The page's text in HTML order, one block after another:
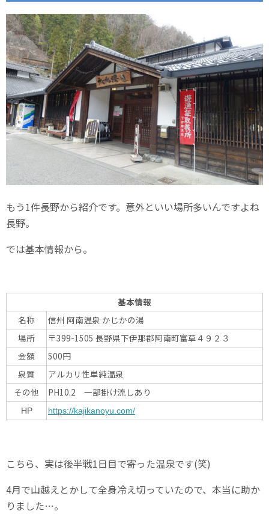
もう1件長野から紹介です。意外といい場所多いんですよね
長野。
では基本情報から。
基本情報
名称
信州 阿南温泉 かじかの湯
場所
〒399-1505 長野県下伊那郡阿南町富草４９２３
金額
500円
泉質
アルカリ性単純温泉
その他
PH10.2 一部掛け流しあり
HP https://kajikanoyu.com/
こちら、実は後半戦1日目で寄った温泉です(笑)
4月で山越えとかして全身冷え切っていたので、本当に助か
りました…。